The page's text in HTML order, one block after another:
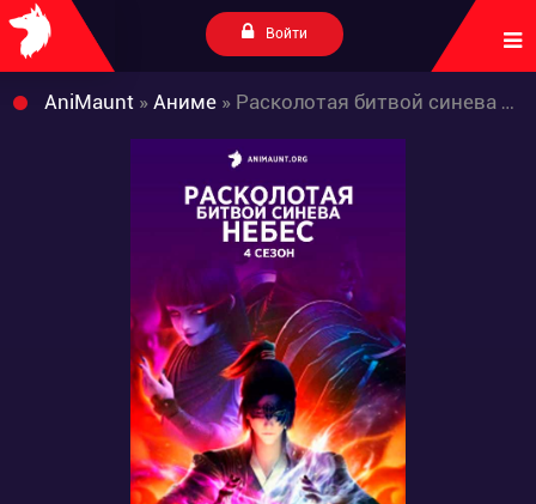
Войти
AniMaunt » Аниме » Расколотая битвой синева небес 4